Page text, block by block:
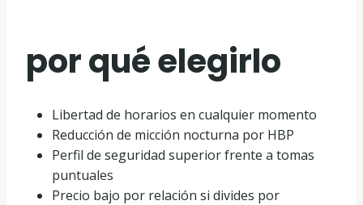
por qué elegirlo
Libertad de horarios en cualquier momento
Reducción de micción nocturna por HBP
Perfil de seguridad superior frente a tomas
puntuales
Precio bajo por relación si divides por